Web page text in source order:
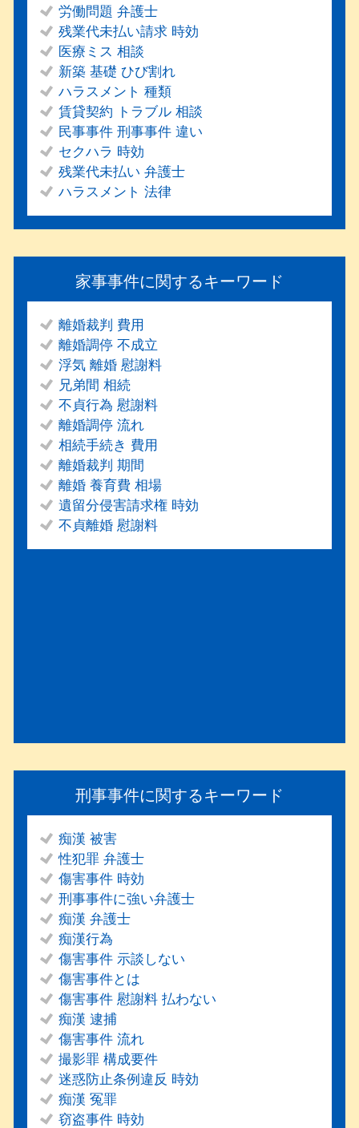
労働問題 弁護士
残業代未払い請求 時効
医療ミス 相談
新築 基礎 ひび割れ
ハラスメント 種類
賃貸契約 トラブル 相談
民事事件 刑事事件 違い
セクハラ 時効
残業代未払い 弁護士
ハラスメント 法律
家事事件に関するキーワード
離婚裁判 費用
離婚調停 不成立
浮気 離婚 慰謝料
兄弟間 相続
不貞行為 慰謝料
離婚調停 流れ
相続手続き 費用
離婚裁判 期間
離婚 養育費 相場
遺留分侵害請求権 時効
不貞離婚 慰謝料
刑事事件に関するキーワード
痴漢 被害
性犯罪 弁護士
傷害事件 時効
刑事事件に強い弁護士
痴漢 弁護士
痴漢行為
傷害事件 示談しない
傷害事件とは
傷害事件 慰謝料 払わない
痴漢 逮捕
傷害事件 流れ
撮影罪 構成要件
迷惑防止条例違反 時効
痴漢 冤罪
窃盗事件 時効